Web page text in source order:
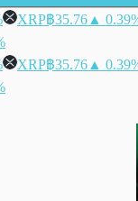
XRP฿35.76 ▲
XRP฿35.76 ▲